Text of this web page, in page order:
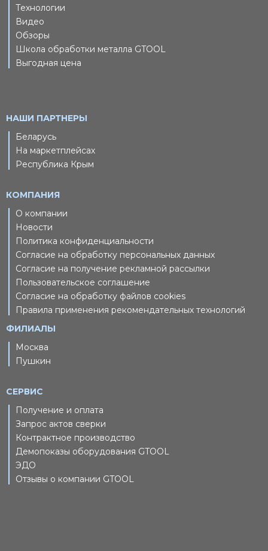
Технологии
Видео
Обзоры
Школа обработки металла GTOOL
Выгодная цена
НАШИ ПАРТНЕРЫ
Беларусь
На маркетплейсах
Республика Крым
КОМПАНИЯ
О компании
Новости
Политика конфиденциальности
Согласие на обработку персональных данных
Согласие на получение рекламной рассылки
Пользовательское соглашение
Согласие на обработку файлов cookies
Правила применения рекомендательных технологий
ФИЛИАЛЫ
Москва
Пушкин
СЕРВИС
Получение и оплата
Запрос актов сверки
Контрактное производство
Демопоказы оборудования GTOOL
ЭДО
Отзывы о компании GTOOL